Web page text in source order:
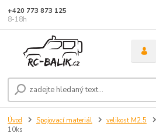
+420 773 873 125
8-18h
Úvod Spojovací materiál velikost M2.5
10ks